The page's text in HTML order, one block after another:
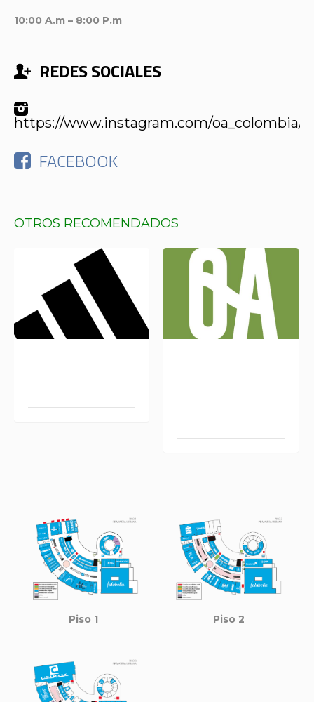
10:00 A.m – 8:00 P.m
REDES SOCIALES
https://www.instagram.com/oa_colombia/
FACEBOOK
OTROS RECOMENDADOS
Piso 1 Piso 2